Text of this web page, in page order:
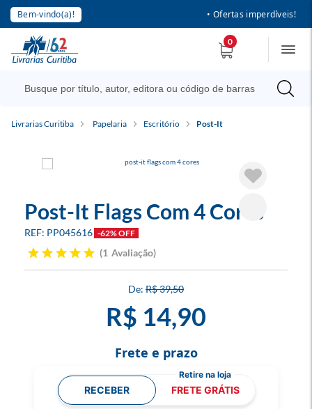
Bem-vindo(a)! • Ofertas imperdíveis!
0
Livrarias Curitiba Papelaria Escritório Post-It
Post-It Flags Com 4 Cores
PP045616 -62% OFF
1 Avaliação
R$ 39,50
R$ 14,90
Frete e prazo
RECEBER FRETE GRÁTIS